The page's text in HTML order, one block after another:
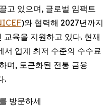
고 있으며, 글로벌 임팩트
)와 협력해 2027년까지
육을 지원하고 있다. 현재
업계 최저 수준의 수수료
며, 토큰화된 전통 금융
.
방문하세